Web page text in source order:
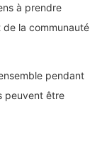
à prendre
la communauté
pendant
peuvent être